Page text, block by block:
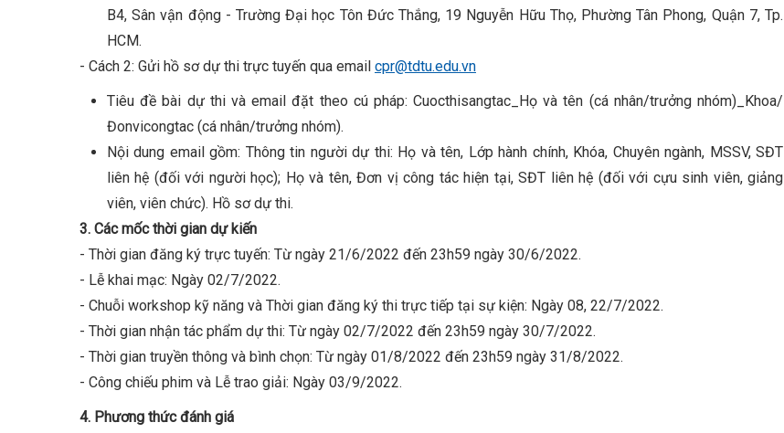
B4, Sân vận động - Trường Đại học Tôn Đức Thắng, 19 Nguyễn Hữu Thọ, Phường Tân Phong, Quận 7, Tp.
HCM.
- Cách 2: Gửi hồ sơ dự thi trực tuyến qua email cpr@tdtu.edu.vn
Tiêu đề bài dự thi và email đặt theo cú pháp: Cuocthisangtac_Họ và tên (cá nhân/trưởng nhóm)_Khoa/
Đonvicongtac (cá nhân/trưởng nhóm).
Nội dung email gồm: Thông tin người dự thi: Họ và tên, Lớp hành chính, Khóa, Chuyên ngành, MSSV, SĐT
liên hệ (đối với người học); Họ và tên, Đơn vị công tác hiện tại, SĐT liên hệ (đối với cựu sinh viên, giảng
viên, viên chức). Hồ sơ dự thi.
3. Các mốc thời gian dự kiến
- Thời gian đăng ký trực tuyến: Từ ngày 21/6/2022 đến 23h59 ngày 30/6/2022.
- Lễ khai mạc: Ngày 02/7/2022.
- Chuỗi workshop kỹ năng và Thời gian đăng ký thi trực tiếp tại sự kiện: Ngày 08, 22/7/2022.
- Thời gian nhận tác phẩm dự thi: Từ ngày 02/7/2022 đến 23h59 ngày 30/7/2022.
- Thời gian truyền thông và bình chọn: Từ ngày 01/8/2022 đến 23h59 ngày 31/8/2022.
- Công chiếu phim và Lễ trao giải: Ngày 03/9/2022.
4. Phương thức đánh giá